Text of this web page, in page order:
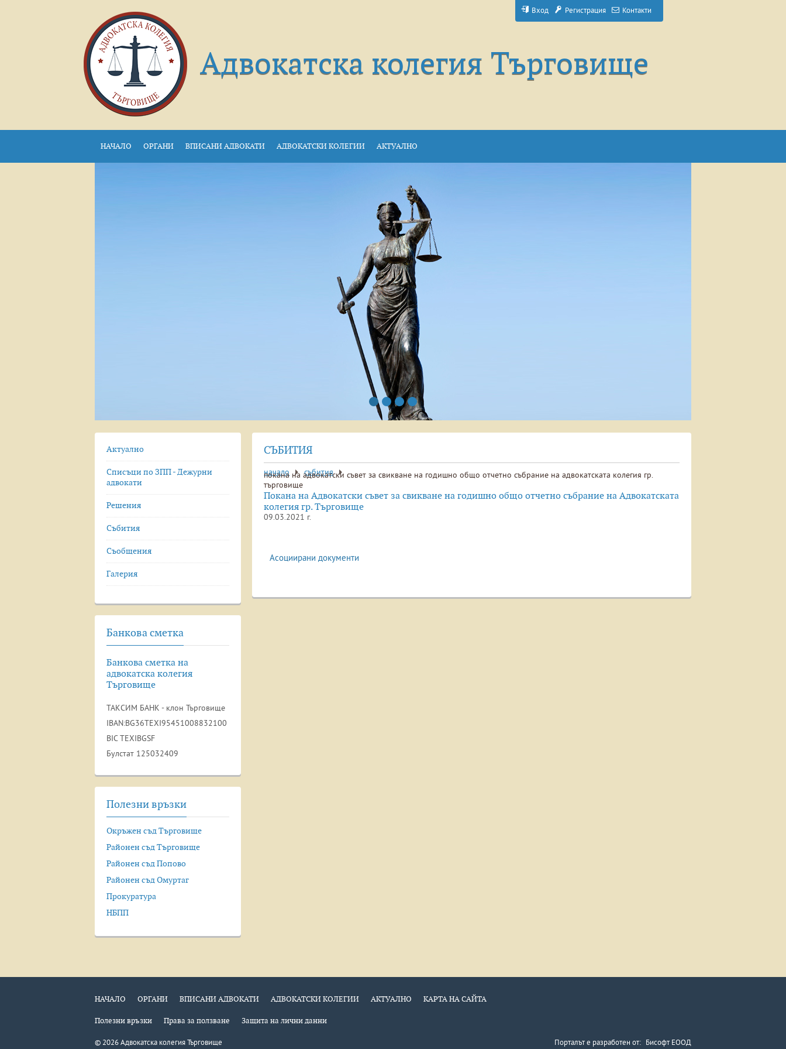
Адвокатска колегия Търговище
Вход Регистрация Контакти
НАЧАЛО ОРГАНИ ВПИСАНИ АДВОКАТИ АДВОКАТСКИ КОЛЕГИИ АКТУАЛНО
Актуално
Списъци по ЗПП - Дежурни
адвокати
Решения
Събития
Съобщения
Галерия
Банкова сметка
Банкова сметка на
адвокатска колегия
Търговище
ТАКСИМ БАНК - клон Търговище
IBAN:BG36TEXI95451008832100
BIC TEXIBGSF
Булстат 125032409
Полезни връзки
Окръжен съд Търговище
Районен съд Търговище
Районен съд Попово
Районен съд Омуртаг
Прокуратура
НБПП
СЪБИТИЯ
начало събития
покана на адвокатски съвет за свикване на годишно общо отчетно събрание на адвокатската колегия гр.
търговище
Покана на Адвокатски съвет за свикване на годишно общо отчетно събрание на Адвокатската
колегия гр. Търговище
09.03.2021 г.
Асоциирани документи
НАЧАЛО ОРГАНИ ВПИСАНИ АДВОКАТИ АДВОКАТСКИ КОЛЕГИИ АКТУАЛНО КАРТА НА САЙТА
Полезни връзки Права за ползване Защита на лични данни
© 2026Адвокатска колегия Търговище Порталът е разработен от: Бисофт ЕООД